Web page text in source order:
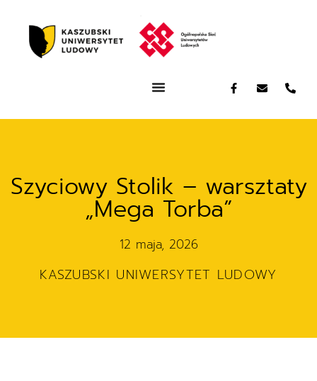
Szyciowy Stolik – warsztaty
„Mega Torba”
12 maja, 2026
KASZUBSKI UNIWERSYTET LUDOWY